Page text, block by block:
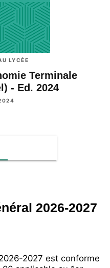
LYCÉE
Terminale
- Ed. 2024
2026-2027
2027 est conforme